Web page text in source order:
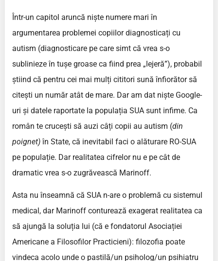
Într-un capitol aruncă niște numere mari în
argumentarea problemei copiilor diagnosticați cu
autism (diagnosticare pe care simt că vrea s-o
sublinieze în tușe groase ca fiind prea „lejeră”), probabil
știind că pentru cei mai mulți cititori sună înfiorător să
citești un număr atât de mare. Dar am dat niște Google-
uri și datele raportate la populația SUA sunt infime. Ca
român te crucești să auzi câți copii au autism (din
poignet)în State, că inevitabil faci o alăturare RO-SUA
pe populație. Dar realitatea cifrelor nu e pe cât de
dramatic vrea s-o zugrăvească Marinoff.
Asta nu înseamnă că SUA n-are o problemă cu sistemul
medical, dar Marinoff conturează exagerat realitatea ca
să ajungă la soluția lui (că e fondatorul Asociației
Americane a Filosofilor Practicieni): filozofia poate
vindeca acolo unde o pastilă/un psiholog/un psihiatru